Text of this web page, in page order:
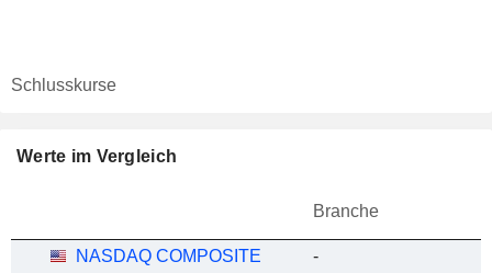
Schlusskurse
Werte im Vergleich
Branche
NASDAQ COMPOSITE -